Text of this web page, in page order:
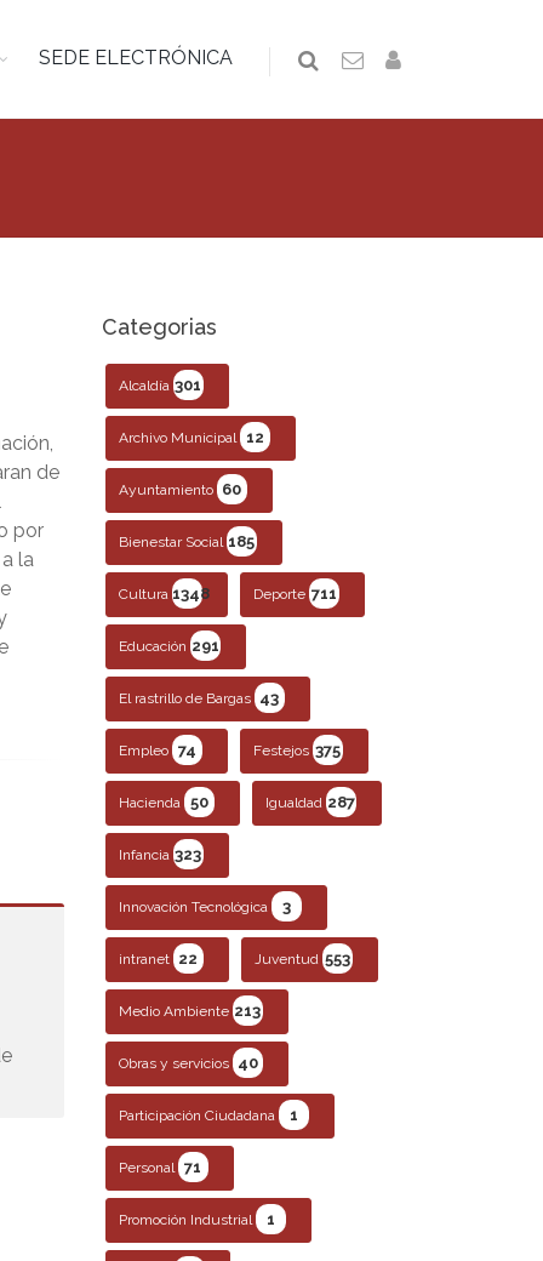
SEDE ELECTRÓNICA
de
por
la
Categorias
Alcaldía 301
Archivo Municipal 12
Ayuntamiento 60
Bienestar Social 185
Cultura 1348 Deporte 711
Educación 291
El rastrillo de Bargas 43
Empleo 74 Festejos 375
Hacienda 50 Igualdad 287
Infancia 323
Innovación Tecnológica 3
intranet 22 Juventud 553
Medio Ambiente 213
Obras y servicios 40
Participación Ciudadana 1
Personal 71
Promoción Industrial 1